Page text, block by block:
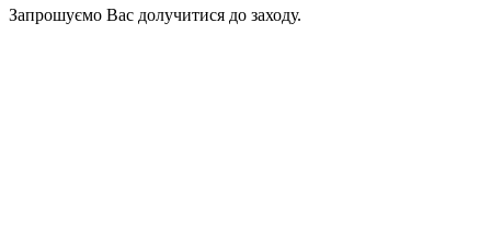
Запрошуємо Вас долучитися до заходу.